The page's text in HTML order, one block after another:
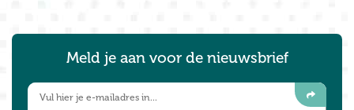
Meld je aan voor de nieuwsbrief